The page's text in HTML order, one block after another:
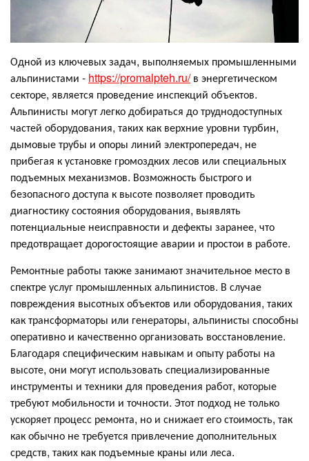
Одной из ключевых задач, выполняемых промышленными
альпинистами - https://promalpteh.ru/в энергетическом
секторе, является проведение инспекций объектов.
Альпинисты могут легко добираться до труднодоступных
частей оборудования, таких как верхние уровни турбин,
дымовые трубы и опоры линий электропередач, не
прибегая к установке громоздких лесов или специальных
подъемных механизмов. Возможность быстрого и
безопасного доступа к высоте позволяет проводить
диагностику состояния оборудования, выявлять
потенциальные неисправности и дефекты заранее, что
предотвращает дорогостоящие аварии и простои в работе.
Ремонтные работы также занимают значительное место в
спектре услуг промышленных альпинистов. В случае
повреждения высотных объектов или оборудования, таких
как трансформаторы или генераторы, альпинисты способны
оперативно и качественно организовать восстановление.
Благодаря специфическим навыкам и опыту работы на
высоте, они могут использовать специализированные
инструменты и техники для проведения работ, которые
требуют мобильности и точности. Этот подход не только
ускоряет процесс ремонта, но и снижает его стоимость, так
как обычно не требуется привлечение дополнительных
средств, таких как подъемные краны или леса.